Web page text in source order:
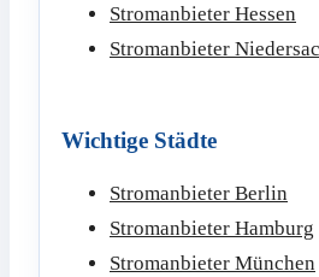
Stromanbieter Hessen
Stromanbieter
Wichtige Städte
Stromanbieter Berlin
Stromanbieter Hamburg
Stromanbieter München